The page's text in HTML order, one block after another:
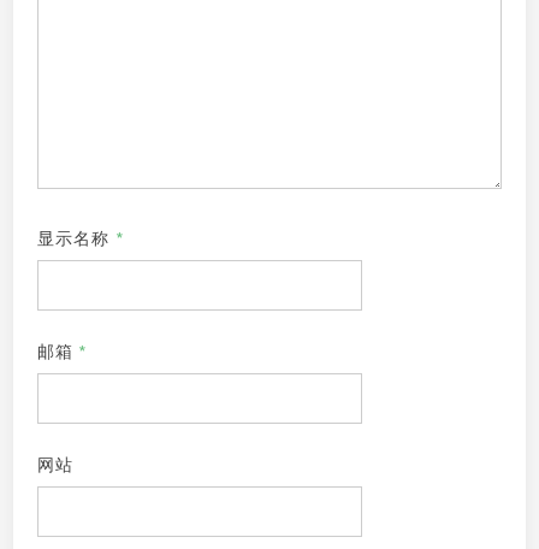
显示名称 *
邮箱 *
网站